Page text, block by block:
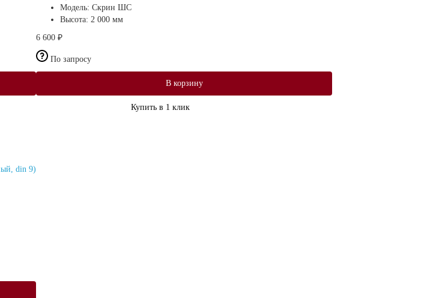
Модель: Скрин ШС
Высота: 2 000 мм
6 600 ₽
По запросу
В корзину
Купить в 1 клик
din 9)